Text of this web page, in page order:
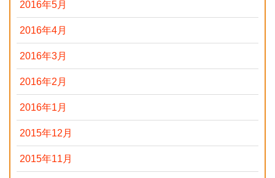
2016年5月
2016年4月
2016年3月
2016年2月
2016年1月
2015年12月
2015年11月